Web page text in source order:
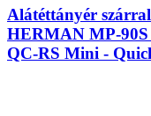
Alátéttányér szárral
HERMAN MP-90S
QC-RS Mini -